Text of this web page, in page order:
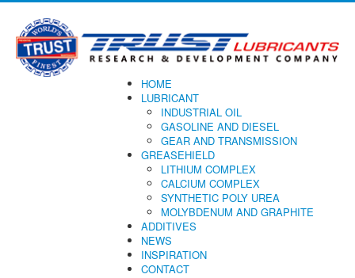
HOME
LUBRICANT
INDUSTRIAL OIL
GASOLINE AND DIESEL
GEAR AND TRANSMISSION
GREASEHIELD
LITHIUM COMPLEX
CALCIUM COMPLEX
SYNTHETIC POLY UREA
MOLYBDENUM AND GRAPHITE
ADDITIVES
NEWS
INSPIRATION
CONTACT